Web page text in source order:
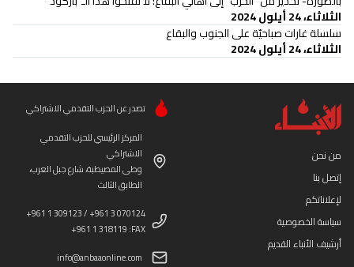
الثلاثاء، 24 أيلول 2024
سلسلة غارات صباحيّة على الجنوب والبقاع
الثلاثاء، 24 أيلول 2024
من نحن
إتصل بنا
لإعلاناتكم
سياسة الخصوصية
أرشيف الأنباء القديم
تصدر عن الحزب التقدمي الاشتراكي
المركز الرئيسي للحزب التقدمي
الاشتراكي
وطى المصيطبة، شارع جبل العرب،
الطابق الثالث
+961 1 309123 / +961 3 070124
+961 1 318119 :FAX
info@anbaaonline.com